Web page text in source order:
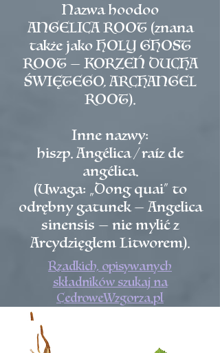
Nazwa hoodoo
ANGELICA ROOT (znana
także jako HOLY GHOST
ROOT — KORZEŃ DUCHA
ŚWIĘTEGO, ARCHANGEL
ROOT).
Inne nazwy:
hiszp. Angélica / raíz de
angélica.
(Uwaga: „Dong quai” to
odrębny gatunek — Angelica
sinensis — nie mylić z
Arcydzięglem Litworem).
Rzadkich, opisywanych
składników szukaj na
CedroweWzgorza.pl